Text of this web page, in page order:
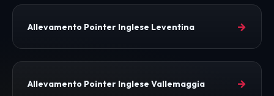
Allevamento Pointer Inglese Leventina →
Allevamento Pointer Inglese Vallemaggia →